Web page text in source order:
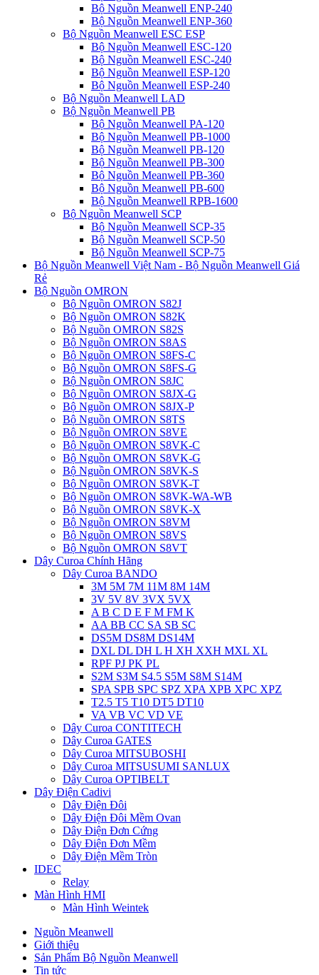
Bộ Nguồn Meanwell ENP-240
Bộ Nguồn Meanwell ENP-360
Bộ Nguồn Meanwell ESC ESP
Bộ Nguồn Meanwell ESC-120
Bộ Nguồn Meanwell ESC-240
Bộ Nguồn Meanwell ESP-120
Bộ Nguồn Meanwell ESP-240
Bộ Nguồn Meanwell LAD
Bộ Nguồn Meanwell PB
Bộ Nguồn Meanwell PA-120
Bộ Nguồn Meanwell PB-1000
Bộ Nguồn Meanwell PB-120
Bộ Nguồn Meanwell PB-300
Bộ Nguồn Meanwell PB-360
Bộ Nguồn Meanwell PB-600
Bộ Nguồn Meanwell RPB-1600
Bộ Nguồn Meanwell SCP
Bộ Nguồn Meanwell SCP-35
Bộ Nguồn Meanwell SCP-50
Bộ Nguồn Meanwell SCP-75
Bộ Nguồn Meanwell Việt Nam - Bộ Nguồn Meanwell Giá
Rẻ
Bộ Nguồn OMRON
Bộ Nguồn OMRON S82J
Bộ Nguồn OMRON S82K
Bộ Nguồn OMRON S82S
Bộ Nguồn OMRON S8AS
Bộ Nguồn OMRON S8FS-C
Bộ Nguồn OMRON S8FS-G
Bộ Nguồn OMRON S8JC
Bộ Nguồn OMRON S8JX-G
Bộ Nguồn OMRON S8JX-P
Bộ Nguồn OMRON S8TS
Bộ Nguồn OMRON S8VE
Bộ Nguồn OMRON S8VK-C
Bộ Nguồn OMRON S8VK-G
Bộ Nguồn OMRON S8VK-S
Bộ Nguồn OMRON S8VK-T
Bộ Nguồn OMRON S8VK-WA-WB
Bộ Nguồn OMRON S8VK-X
Bộ Nguồn OMRON S8VM
Bộ Nguồn OMRON S8VS
Bộ Nguồn OMRON S8VT
Dây Curoa Chính Hãng
Dây Curoa BANDO
3M 5M 7M 11M 8M 14M
3V 5V 8V 3VX 5VX
A B C D E F M FM K
AA BB CC SA SB SC
DS5M DS8M DS14M
DXL DL DH L H XH XXH MXL XL
RPF PJ PK PL
S2M S3M S4.5 S5M S8M S14M
SPA SPB SPC SPZ XPA XPB XPC XPZ
T2.5 T5 T10 DT5 DT10
VA VB VC VD VE
Dây Curoa CONTITECH
Dây Curoa GATES
Dây Curoa MITSUBOSHI
Dây Curoa MITSUSUMI SANLUX
Dây Curoa OPTIBELT
Dây Điện Cadivi
Dây Điện Đôi
Dây Điện Đôi Mềm Ovan
Dây Điện Đơn Cứng
Dây Điện Đơn Mềm
Dây Điện Mềm Tròn
IDEC
Relay
Màn Hình HMI
Màn Hình Weintek
Nguồn Meanwell
Giới thiệu
Sản Phẩm Bộ Nguồn Meanwell
Tin tức